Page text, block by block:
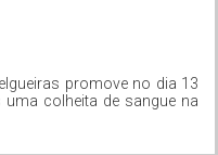
promove no dia 13
colheita de sangue na